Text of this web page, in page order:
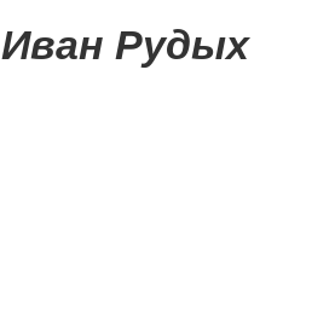
Иван Рудых